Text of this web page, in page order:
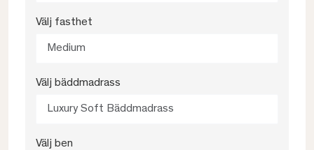
Välj fasthet
Medium
Välj bäddmadrass
Luxury Soft Bäddmadrass
Välj ben